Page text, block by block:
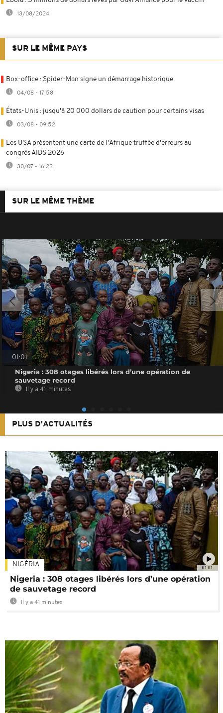
13/08/2024
SUR LE MÊME PAYS
Box-office : Spider-Man signe un démarrage historique
04/08 - 17:58
États-Unis : jusqu'à 20 000 dollars de caution pour certains visas
03/08 - 09:52
Les USA présentent une carte de l'Afrique truffée d'erreurs au
congrès AIDS 2026
30/07 - 16:22
SUR LE MÊME THÈME
01:01
Nigeria : 308 otages libérés lors d’une opération de
sauvetage record
Il y a 41 minutes
PLUS D'ACTUALITÉS
01:01
NIGÉRIA
Nigeria : 308 otages libérés lors d’une opération
de sauvetage record
Il y a 41 minutes